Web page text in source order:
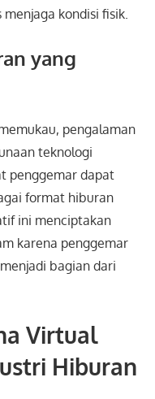
kondisi fisik.
yang
pengalaman
teknologi
penggemar dapat
format hiburan
ini menciptakan
karena penggemar
bagian dari
Virtual
Hiburan